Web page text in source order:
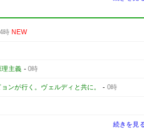
4時 NEW
理主義 -0時
ンが行く。ヴェルディと共に。 - 0時
続きを見